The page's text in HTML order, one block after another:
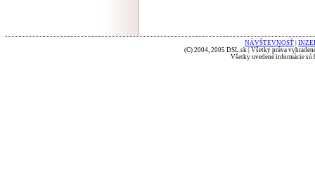
NÁVŠTEVNOSŤ
(C) 2004, 2005 DSL.sk | Všetky práva
Všetky uvedené informácie sú